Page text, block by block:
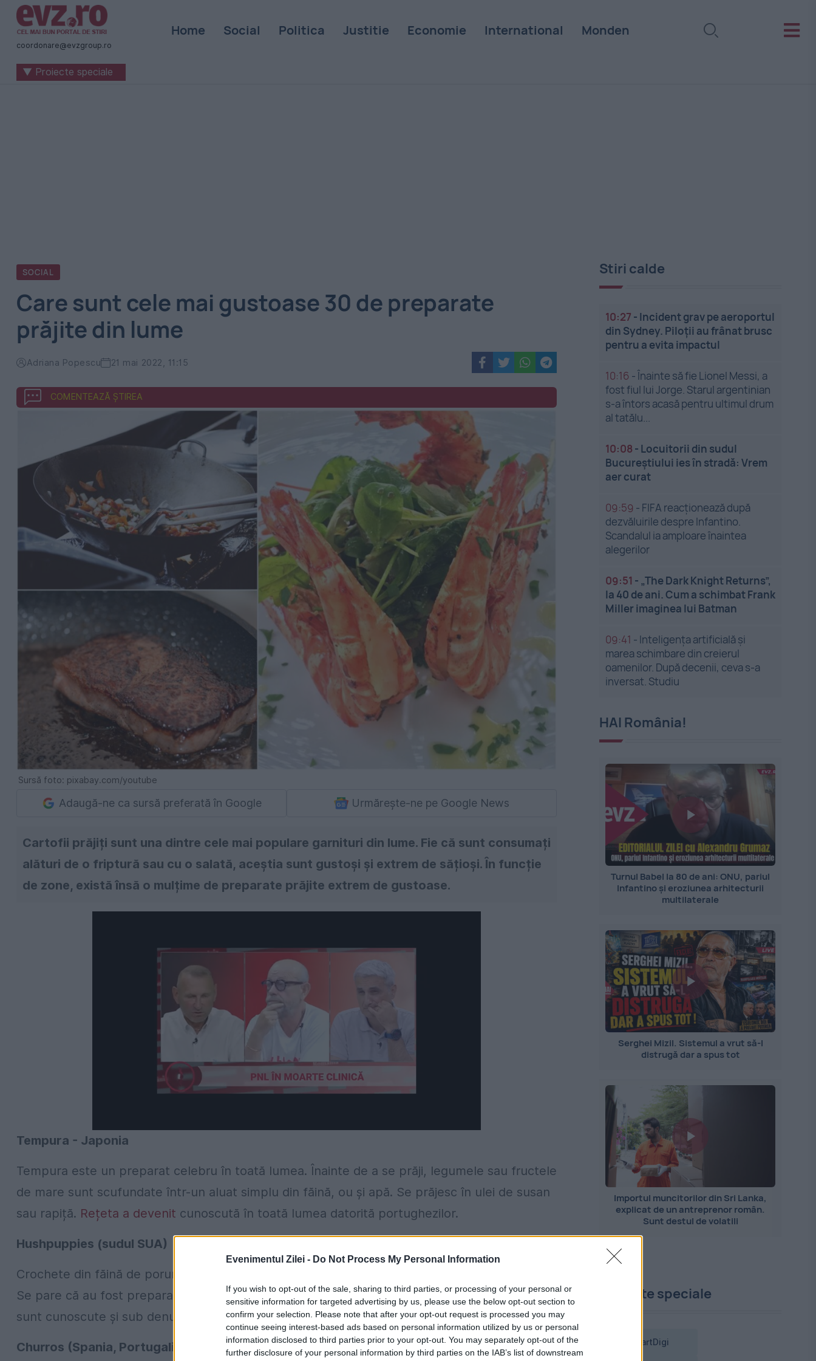
Evenimentul Zilei - Do Not Process My Personal Information
If you wish to opt-out of the sale, sharing to third parties, or processing of your personal or
sensitive information for targeted advertising by us, please use the below opt-out section to
confirm your selection. Please note that after your opt-out request is processed you may
continue seeing interest-based ads based on personal information utilized by us or personal
information disclosed to third parties prior to your opt-out. You may separately opt-out of the
further disclosure of your personal information by third parties on the IAB’s list of downstream
Știri
naționale
internaționale
coordonare@evzgroup.ro
Home Social Politica Justitie Economie International Monden
▼ Proiecte speciale
SOCIAL
Care sunt cele mai gustoase 30 de preparate
prăjite din lume
Adriana Popescu 21 mai 2022, 11:15
COMENTEAZĂ ȘTIREA
Sursă foto: pixabay.com/youtube
Adaugă-ne ca sursă preferată în Google Urmărește-ne pe Google News
Cartofii prăjiți sunt una dintre cele mai populare garnituri din lume. Fie că sunt consumați
alături de o friptură sau cu o salată, aceștia sunt gustoși și extrem de sățioși. În funcție
de zone, există însă o mulțime de preparate prăjite extrem de gustoase.
Tempura - Japonia
Tempura este un preparat celebru în toată lumea. Înainte de a se prăji, legumele sau fructele
de mare sunt scufundate într-un aluat simplu din făină, ou și apă. Se prăjesc în ulei de susan
sau rapiță. Rețeta a devenit cunoscută în toată lumea datorită portughezilor.
Hushpuppies (sudul SUA)
Crochete din făină de porumb care în mod tradițional sunt o garnitură perfectă pentru pește.
Se pare că au fost preparate pentru prima dată în sudul SUA în timpul Războiului Civil. Mai
sunt cunoscute și sub denumirea de "diavolul roșu" în Florida și Georgia.
Churros (Spania, Portugalia, America Latină)
Stiri calde
10:27 - Incident grav pe aeroportul
din Sydney. Piloții au frânat brusc
pentru a evita impactul
10:16 -Înainte să fie Lionel Messi, a
fost fiul lui Jorge. Starul argentinian
s-a întors acasă pentru ultimul drum
al tatălu...
10:08 - Locuitorii din sudul
Bucureștiului ies în stradă: Vrem
aer curat
09:59 - FIFA reacționează după
dezvăluirile despre Infantino.
Scandalul ia amploare înaintea
alegerilor
09:51 - „The Dark Knight Returns”,
la 40 de ani. Cum a schimbat Frank
Miller imaginea lui Batman
09:41 - Inteligența artificială și
marea schimbare din creierul
oamenilor. După decenii, ceva s-a
inversat. Studiu
HAI România!
Turnul Babel la 80 de ani: ONU, pariul
Infantino și eroziunea arhitecturii
multilaterale
Serghei Mizil. Sistemul a vrut să-l
distrugă dar a spus tot
Importul muncitorilor din Sri Lanka,
explicat de un antreprenor român.
Sunt destul de volatili
Proiecte speciale
SmartDigi